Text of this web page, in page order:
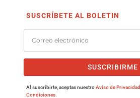
SUSCRÍBETE AL BOLETIN
SUSCRIBIRME
Al suscribirte, aceptas nuestroAviso de Privacidad
Condiciones.